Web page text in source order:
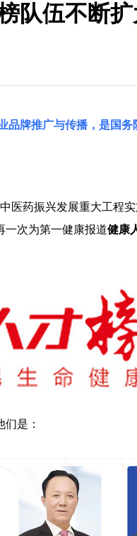
队伍不断
品牌推广与传播，是国务
医药振兴发展重大工程
一次为第一健康报道健康
是：